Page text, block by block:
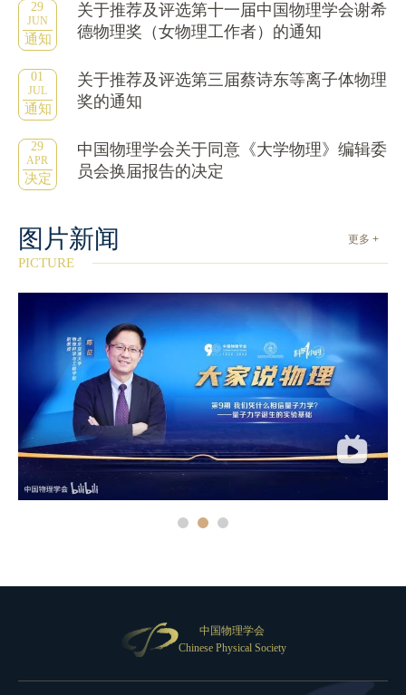
29
JUN
通知
关于推荐及评选第十一届中国物理学会谢希
德物理奖（女物理工作者）的通知
01
JUL
通知
关于推荐及评选第三届蔡诗东等离子体物理
奖的通知
29
APR
决定
中国物理学会关于同意《大学物理》编辑委
员会换届报告的决定
更多 +
图片新闻
PICTURE
中国物理学会
Chinese Physical Society